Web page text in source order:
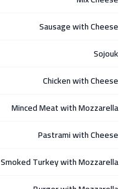
Sausage with Cheese
Sojouk
Chicken with Cheese
Minced Meat with Mozzarella
Pastrami with Cheese
Smoked Turkey with Mozzarella